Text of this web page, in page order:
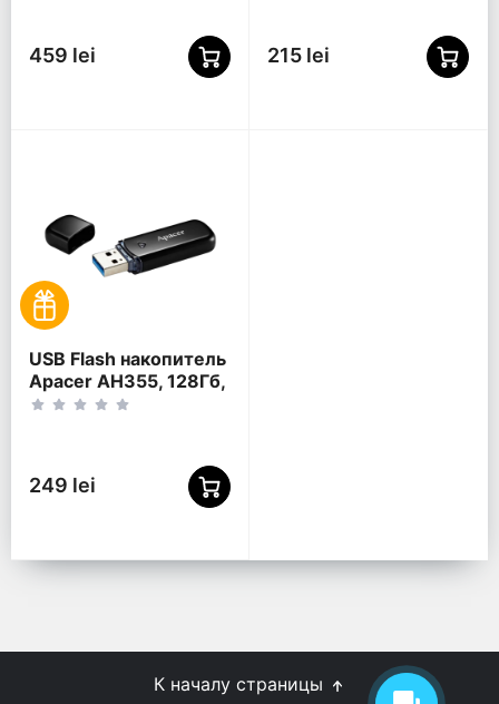
459 lei 215 lei
USB Flash накопитель
Apacer AH355, 128Гб,
Чёрный
249 lei
К началу страницы